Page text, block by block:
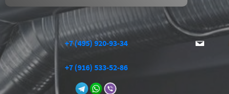
+7 (495) 920-93-34
+7 (916) 533-52-86